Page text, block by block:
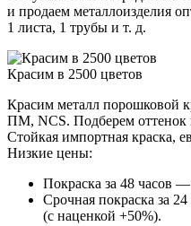
и продаем металлоизделия
1 листа, 1 трубы и т. д.
Красим в 2500 цветов
Красим металл порошковой
ПМ, NCS. Подберем оттенок
Стойкая импортная краска,
Низкие цены:
Покраска за 48 часов
Срочная покраска за
(с наценкой +50%).